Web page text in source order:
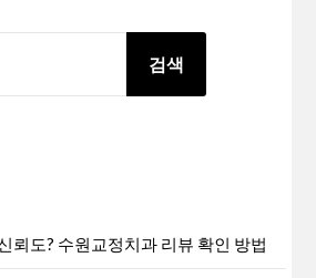
검색
뢰도? 수원교정치과 리뷰 확인 방법